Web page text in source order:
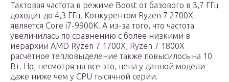
Тактовая частота в режиме Boost от базового в 3,7 ГГц
доходит до 4,3 ГГц. Конкурентом Ryzen 7 2700X
является Core i7-9900K. А из-за того, что частота
увеличилась по сравнению с более низкими в
иерархии AMD Ryzen 7 1700X, Ryzen 7 1800X
расчётное тепловыделение также повысилось на 10
Вт. Но, несмотря на все это, цена у данной модели
даже ниже чем у CPU тысячной серии.